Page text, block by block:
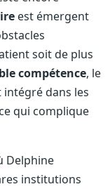
est émergent
soit de plus
compétence, le
intégré dans les
qui complique
Delphine
institutions